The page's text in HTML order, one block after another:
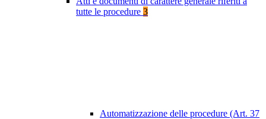
tutte le procedure 3
Automatizzazione delle procedure (Art. 37